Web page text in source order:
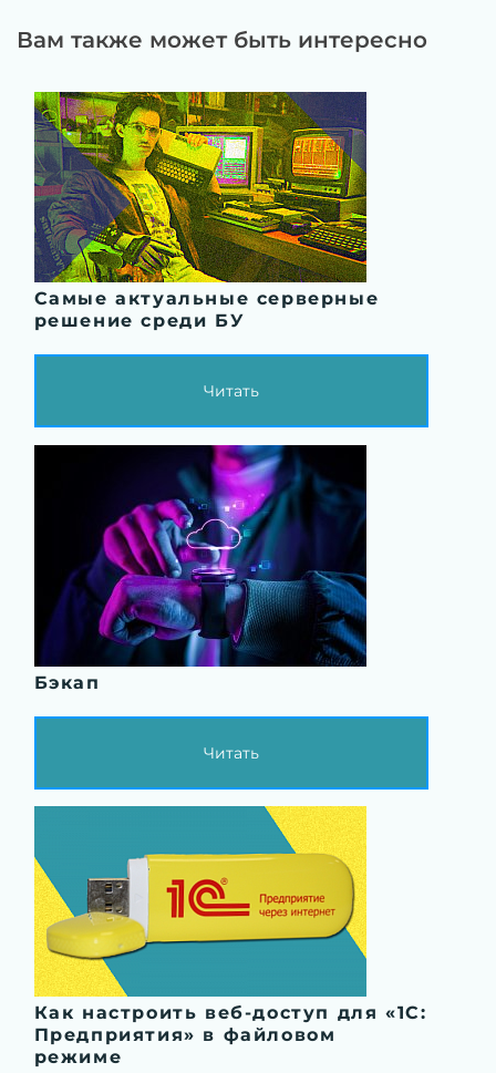
Вам также может быть интересно
Самые актуальные серверные
решение среди БУ
Читать
Бэкап
Читать
Как настроить веб-доступ для «1С:
Предприятия» в файловом
режиме